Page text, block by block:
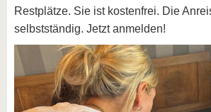
Restplätze. Sie ist kostenfrei. Die
selbstständig. Jetzt anmelden!